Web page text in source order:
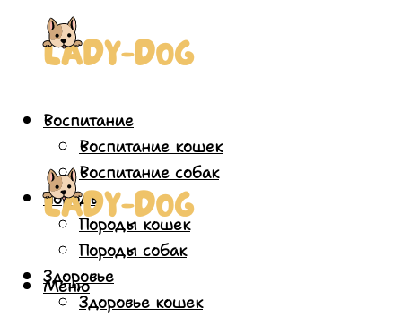
Воспитание
Воспитание кошек
Воспитание собак
Породы
Породы кошек
Породы собак
Здоровье
Здоровье кошек
Меню